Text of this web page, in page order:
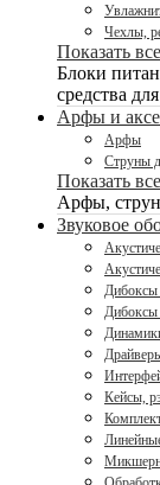
Чехлы,
Показать
Блоки
средства
Арфы и
Арфы
Струны
Показать
Арфы,
Звуковое
Кейсы,